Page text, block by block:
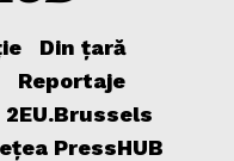
Din țară
Reportaje
2EU.Brussels
PressHUB